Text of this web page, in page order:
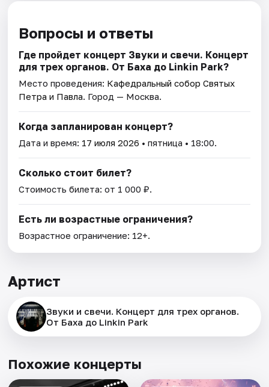
Вопросы и ответы
Где пройдет концерт Звуки и свечи. Концерт
для трех органов. От Баха до Linkin Park?
Место проведения: Кафедральный собор Святых
Петра и Павла. Город — Москва.
Когда запланирован концерт?
Дата и время: 17 июля 2026 • пятница • 18:00.
Сколько стоит билет?
Стоимость билета: от 1 000 ₽.
Есть ли возрастные ограничения?
Возрастное ограничение: 12+.
Артист
Звуки и свечи. Концерт для трех органов.
От Баха до Linkin Park
Похожие концерты